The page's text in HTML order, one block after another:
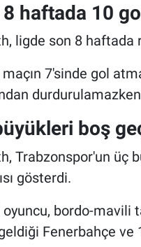
8 haftada 10
ligde son 8 haftada
7'sinde gol
durdurulamazken
boş
Trabzonspor'un üç
gösterdi.
bordo-mavili
Fenerbahçe ve